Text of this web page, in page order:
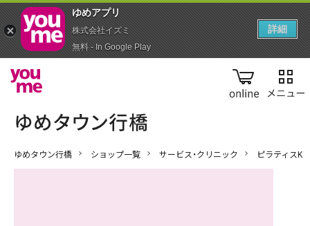
online
ゆめタウン行橋 ショップ一覧 サービス・クリニック ピラティスK
ゆめアプ‪リ‬
株式会社イズミ
無料 - In Google Play
詳細